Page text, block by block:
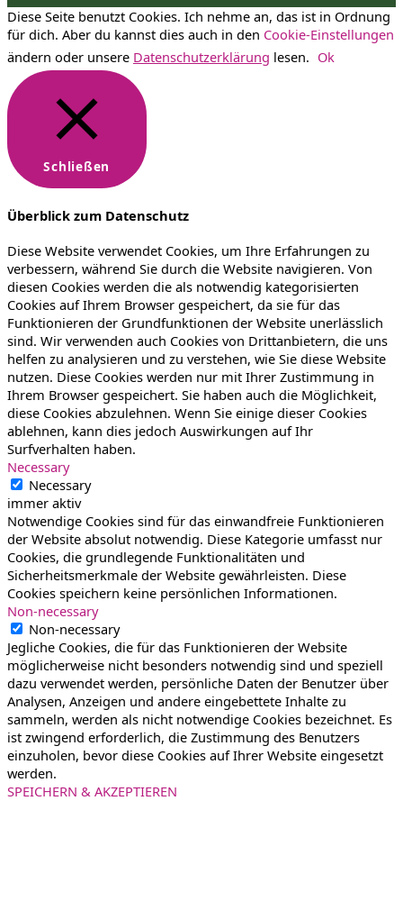
Diese Seite benutzt Cookies. Ich nehme an, das ist in Ordnung
für dich. Aber du kannst dies auch in den Cookie-Einstellungen
ändern oder unsere Datenschutzerklärung lesen. Ok
Schließen
Überblick zum Datenschutz
Diese Website verwendet Cookies, um Ihre Erfahrungen zu
verbessern, während Sie durch die Website navigieren. Von
diesen Cookies werden die als notwendig kategorisierten
Cookies auf Ihrem Browser gespeichert, da sie für das
Funktionieren der Grundfunktionen der Website unerlässlich
sind. Wir verwenden auch Cookies von Drittanbietern, die uns
helfen zu analysieren und zu verstehen, wie Sie diese Website
nutzen. Diese Cookies werden nur mit Ihrer Zustimmung in
Ihrem Browser gespeichert. Sie haben auch die Möglichkeit,
diese Cookies abzulehnen. Wenn Sie einige dieser Cookies
ablehnen, kann dies jedoch Auswirkungen auf Ihr
Surfverhalten haben.
Necessary
Necessary
immer aktiv
Notwendige Cookies sind für das einwandfreie Funktionieren
der Website absolut notwendig. Diese Kategorie umfasst nur
Cookies, die grundlegende Funktionalitäten und
Sicherheitsmerkmale der Website gewährleisten. Diese
Cookies speichern keine persönlichen Informationen.
Non-necessary
Non-necessary
Jegliche Cookies, die für das Funktionieren der Website
möglicherweise nicht besonders notwendig sind und speziell
dazu verwendet werden, persönliche Daten der Benutzer über
Analysen, Anzeigen und andere eingebettete Inhalte zu
sammeln, werden als nicht notwendige Cookies bezeichnet. Es
ist zwingend erforderlich, die Zustimmung des Benutzers
einzuholen, bevor diese Cookies auf Ihrer Website eingesetzt
werden.
SPEICHERN & AKZEPTIEREN